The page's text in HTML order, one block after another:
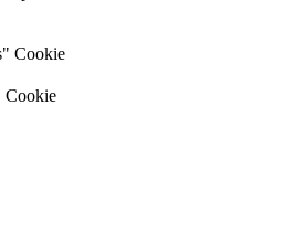
Cookie
Cookie